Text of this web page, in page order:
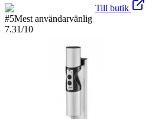
Till butik
#5Mest användarvänlig
7.31/10